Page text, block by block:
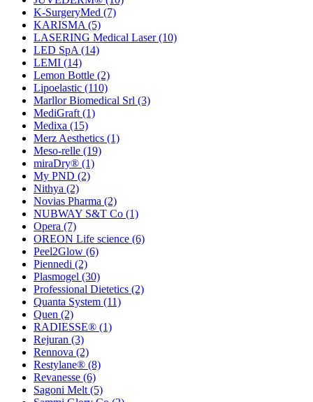
K-SurgeryMed (7)
KARISMA (5)
LASERING Medical Laser(10)
LED SpA (14)
LEMI (14)
Lemon Bottle (2)
Lipoelastic (110)
Marllor Biomedical Srl (3)
MediGraft (1)
Medixa (15)
Merz Aesthetics (1)
Meso-relle (19)
miraDry® (1)
My PND (2)
Nithya (2)
Novias Pharma (2)
NUBWAY S&T Co (1)
Opera (7)
OREON Life science (6)
Peel2Glow (6)
Piennedi (2)
Plasmogel (30)
Professional Dietetics (2)
Quanta System (11)
Quen (2)
RADIESSE® (1)
Rejuran (3)
Rennova (2)
Restylane® (8)
Revanesse (6)
Sagoni Melt (5)